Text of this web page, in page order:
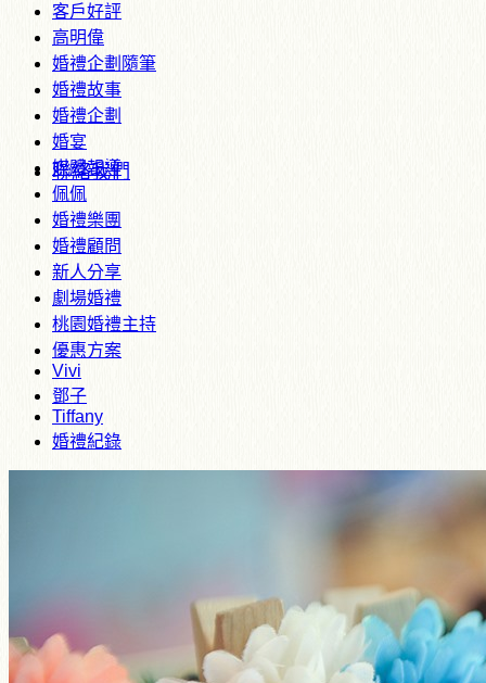
聯絡我們
客戶好評
高明偉
婚禮企劃隨筆
婚禮故事
婚禮企劃
婚宴
媒體報導
佩佩
婚禮樂團
婚禮顧問
新人分享
劇場婚禮
桃園婚禮主持
優惠方案
Vivi
鄧子
Tiffany
婚禮紀錄